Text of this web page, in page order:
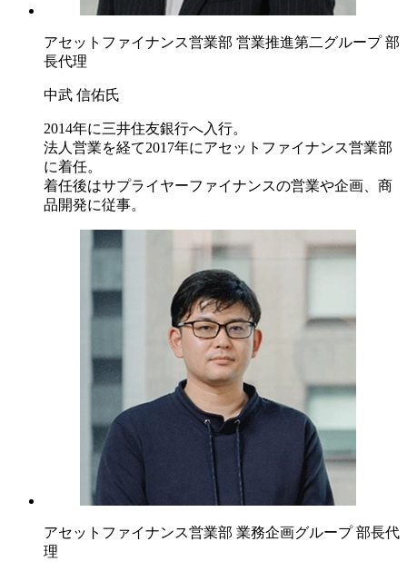
アセットファイナンス営業部 営業推進第二グループ 部
長代理
中武 信佑氏
2014年に三井住友銀行へ入行。
法人営業を経て2017年にアセットファイナンス営業部
に着任。
着任後はサプライヤーファイナンスの営業や企画、商
品開発に従事。
アセットファイナンス営業部 業務企画グループ 部長代
理